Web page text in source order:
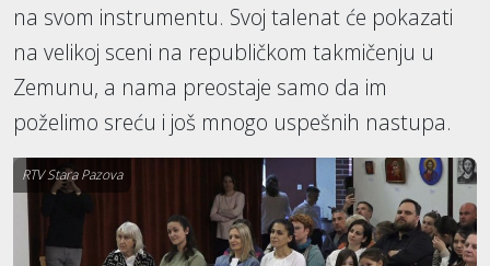
na svom instrumentu. Svoj talenat će pokazati
na velikoj sceni na republičkom takmičenju u
Zemunu, a nama preostaje samo da im
poželimo sreću i još mnogo uspešnih nastupa.
RTV Stara Pazova